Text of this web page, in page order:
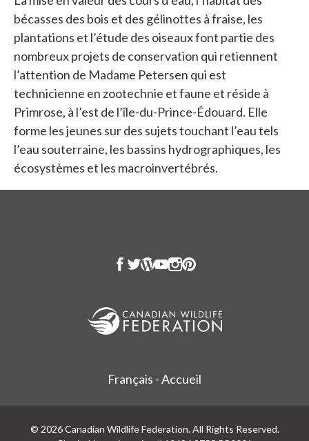
bécasses des bois et des gélinottes à fraise, les
plantations et l’étude des oiseaux font partie des
nombreux projets de conservation qui retiennent
l’attention de Madame Petersen qui est
technicienne en zootechnie et faune et réside à
Primrose, à l’est de l’île-du-Prince-Édouard. Elle
forme les jeunes sur des sujets touchant l’eau tels
l’eau souterraine, les bassins hydrographiques, les
écosystèmes et les macroinvertébrés.
Français - Accueil
© 2026 Canadian Wildlife Federation. All Rights Reserved.